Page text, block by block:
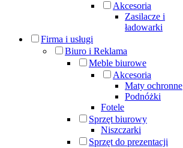
Akcesoria
Zasilacze i
ładowarki
Firma i usługi
Biuro i Reklama
Meble biurowe
Akcesoria
Maty ochronne
Podnóżki
Fotele
Sprzęt biurowy
Niszczarki
Sprzęt do prezentacji